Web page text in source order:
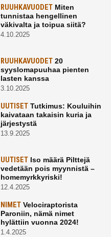
RUUHKAVUODETMiten
tunnistaa hengellinen
väkivalta ja toipua siitä?
4.10.2025
RUUHKAVUODET20
syyslomapuuhaa pienten
lasten kanssa
3.10.2025
UUTISETTutkimus: Kouluihin
kaivataan takaisin kuria ja
järjestystä
13.9.2025
UUTISETIso määrä Pilttejä
vedetään pois myynnistä –
homemyrkkyriski!
12.4.2025
NIMETVelociraptorista
Paroniin, nämä nimet
hylättiin vuonna 2024!
1.4.2025